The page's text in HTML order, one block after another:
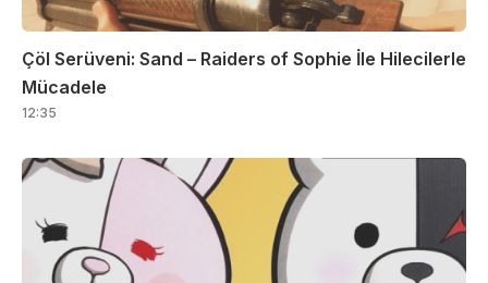
Çöl Serüveni: Sand – Raiders of Sophie İle Hilecilerle
Mücadele
12:35